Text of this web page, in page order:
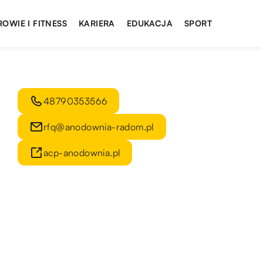
I FITNESS KARIERA EDUKACJA SPORT
48790353566
rfq@anodownia-radom.pl
acp-anodownia.pl